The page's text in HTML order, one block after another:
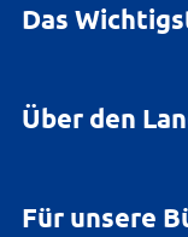
Das
Über den
Für unsere